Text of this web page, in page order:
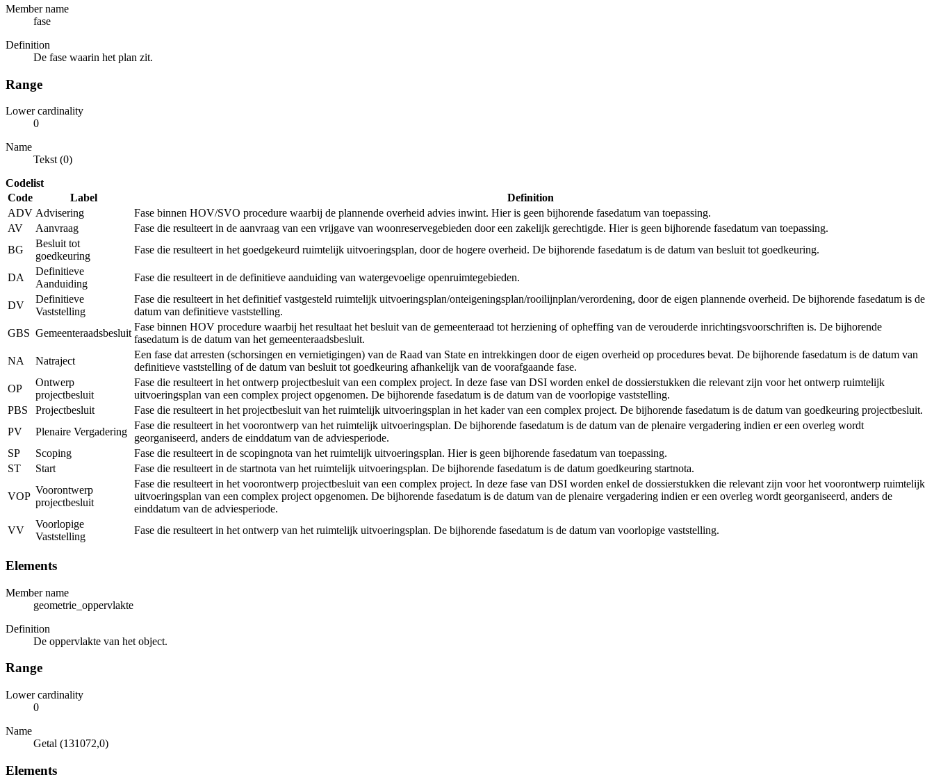
Member name
fase
Definition
De fase waarin het plan zit.
Range
Lower cardinality
0
Name
Tekst (0)
Codelist
Code
Label
Definition
ADV Advisering
Fase binnen HOV/SVO procedure waarbij de plannende overheid advies inwint. Hier is geen bijhorende fasedatum van toepassing.
AV
Aanvraag
Fase die resulteert in de aanvraag van een vrijgave van woonreservegebieden door een zakelijk gerechtigde. Hier is geen bijhorende fasedatum van toepassing.
BG
Besluit tot
goedkeuring
Fase die resulteert in het goedgekeurd ruimtelijk uitvoeringsplan, door de hogere overheid. De bijhorende fasedatum is de datum van besluit tot goedkeuring.
DA
Definitieve
Aanduiding
Fase die resulteert in de definitieve aanduiding van watergevoelige openruimtegebieden.
DV
Definitieve
Vaststelling
Fase die resulteert in het definitief vastgesteld ruimtelijk uitvoeringsplan/onteigeningsplan/rooilijnplan/verordening, door de eigen plannende overheid. De bijhorende fasedatum is de
datum van definitieve vaststelling.
GBS Gemeenteraadsbesluit
Fase binnen HOV procedure waarbij het resultaat het besluit van de gemeenteraad tot herziening of opheffing van de verouderde inrichtingsvoorschriften is. De bijhorende
fasedatum is de datum van het gemeenteraadsbesluit.
NA
Natraject
Een fase dat arresten (schorsingen en vernietigingen) van de Raad van State en intrekkingen door de eigen overheid op procedures bevat. De bijhorende fasedatum is de datum van
definitieve vaststelling of de datum van besluit tot goedkeuring afhankelijk van de voorafgaande fase.
OP
Ontwerp
projectbesluit
Fase die resulteert in het ontwerp projectbesluit van een complex project. In deze fase van DSI worden enkel de dossierstukken die relevant zijn voor het ontwerp ruimtelijk
uitvoeringsplan van een complex project opgenomen. De bijhorende fasedatum is de datum van de voorlopige vaststelling.
PBS
Projectbesluit
Fase die resulteert in het projectbesluit van het ruimtelijk uitvoeringsplan in het kader van een complex project. De bijhorende fasedatum is de datum van goedkeuring projectbesluit.
PV
Plenaire Vergadering
Fase die resulteert in het voorontwerp van het ruimtelijk uitvoeringsplan. De bijhorende fasedatum is de datum van de plenaire vergadering indien er een overleg wordt
georganiseerd, anders de einddatum van de adviesperiode.
SP
Scoping
Fase die resulteert in de scopingnota van het ruimtelijk uitvoeringsplan. Hier is geen bijhorende fasedatum van toepassing.
ST
Start Fase die resulteert in de startnota van het ruimtelijk uitvoeringsplan. De bijhorende fasedatum is de datum goedkeuring startnota.
VOP
Voorontwerp
projectbesluit
Fase die resulteert in het voorontwerp projectbesluit van een complex project. In deze fase van DSI worden enkel de dossierstukken die relevant zijn voor het voorontwerp ruimtelijk
uitvoeringsplan van een complex project opgenomen. De bijhorende fasedatum is de datum van de plenaire vergadering indien er een overleg wordt georganiseerd, anders de
einddatum van de adviesperiode.
VV
Voorlopige
Vaststelling
Fase die resulteert in het ontwerp van het ruimtelijk uitvoeringsplan. De bijhorende fasedatum is de datum van voorlopige vaststelling.
Elements
Member name
geometrie_oppervlakte
Definition
De oppervlakte van het object.
Range
Lower cardinality
0
Name
Getal (131072,0)
Elements